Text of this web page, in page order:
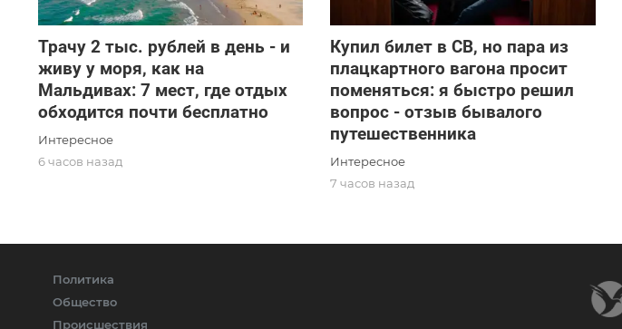
Трачу 2 тыс. рублей в день - и
живу у моря, как на
Мальдивах: 7 мест, где отдых
обходится почти бесплатно
Интересное
6 часов назад
Купил билет в СВ, но пара из
плацкартного вагона просит
поменяться: я быстро решил
вопрос - отзыв бывалого
путешественника
Интересное
7 часов назад
Политика
Общество
Происшествия